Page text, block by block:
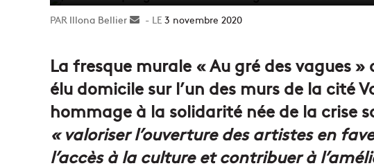
Illona Bellier
Envoyer3 novembre 2020
La fresque murale « Au gré des vagues
élu domicile sur l’un des murs de la cité
hommage à la solidarité née de la crise
« valoriser l’ouverture des artistes en
l’accès à la culture et contribuer à